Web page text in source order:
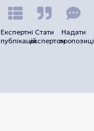
Експертні
публікацій
Стати
експертом
Надати